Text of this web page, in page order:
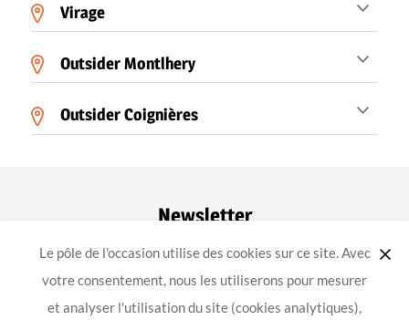
Virage
Outsider Montlhery
Outsider Coignières
Newsletter
Le pôle de l'occasion utilise des cookies sur ce site. Avec
votre consentement, nous les utiliserons pour mesurer
et analyser l'utilisation du site (cookies analytiques),